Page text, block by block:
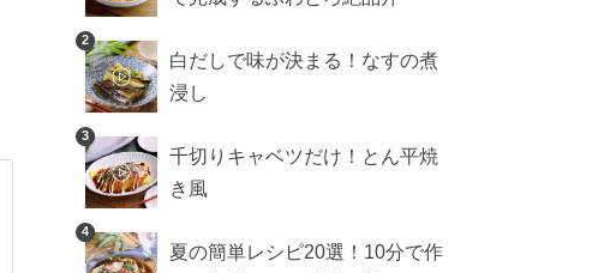
2
白だしで味が決まる！なすの煮
浸し
3
千切りキャベツだけ！とん平焼
き風
4
夏の簡単レシピ20選！10分で作